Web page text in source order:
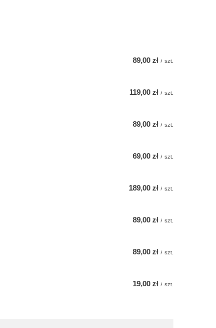
89,00 zł / szt.
119,00 zł / szt.
89,00 zł / szt.
69,00 zł / szt.
189,00 zł / szt.
89,00 zł / szt.
89,00 zł / szt.
19,00 zł / szt.